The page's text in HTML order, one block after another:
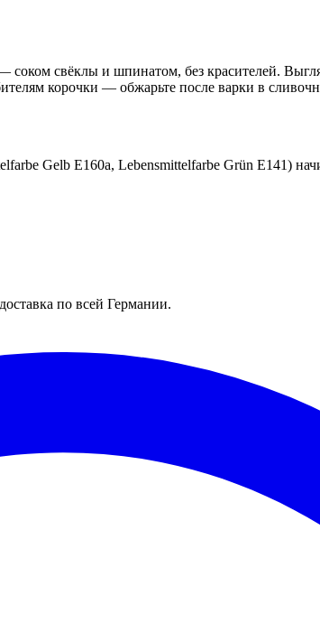
свёклы и шпинатом, без красителей.
корочки — обжарьте после варки в
Gelb E160a, Lebensmittelfarbe Grün E141)
по всей Германии.